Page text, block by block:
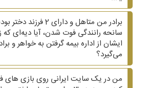
برادر من متاهل و دارای
سانحه رانندگی فوت شدن، آیا دیه‌ای که
ایشان از اداره بیمه گرفتن به خواهر و
می‌گیرد؟
من در یک سایت ایرانی روی بازی های